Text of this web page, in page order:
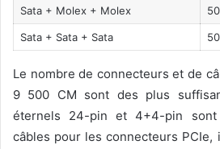
Sata + Molex + Molex
Sata + Sata + Sata
Le nombre de connecteurs et de
9 500 CM sont des plus
éternels 24-pin et 4+4-pin
câbles pour les connecteurs PCIe,